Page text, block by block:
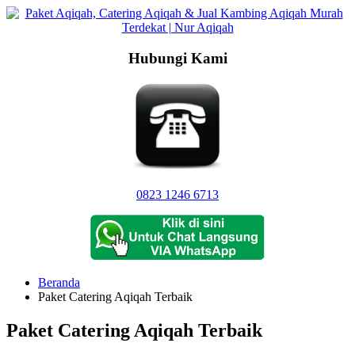
Langsung
Hubungi Kami
0823 1246 6713
Beranda
Paket Catering Aqiqah Terbaik
Paket Catering Aqiqah Terbaik